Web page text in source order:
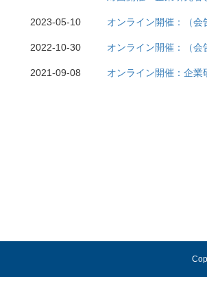
2023-05-10 オンライン開催：（
2022-10-30 オンライン開催：（
2021-09-08 オンライン開催：企